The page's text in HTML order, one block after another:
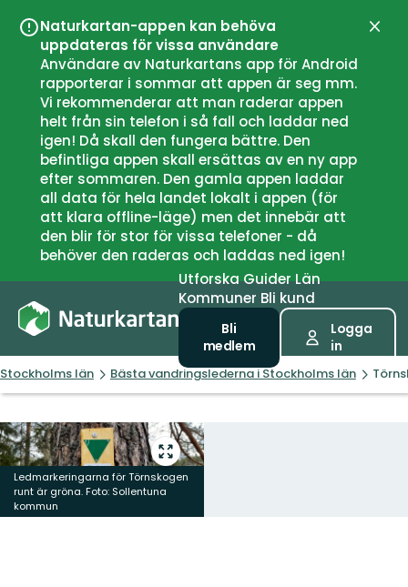
Naturkartan-appen kan behöva
uppdateras för vissa användare
Användare av Naturkartans app för Android
rapporterar i sommar att appen är seg mm.
Vi rekommenderar att man raderar appen
helt från sin telefon i så fall och laddar ned
igen! Då skall den fungera bättre. Den
befintliga appen skall ersättas av en ny app
efter sommaren. Den gamla appen laddar
all data för hela landet lokalt i appen (för
att klara offline-läge) men det innebär att
den blir för stor för vissa telefoner - då
behöver den raderas och laddas ned igen!
UtforskaGuiderLän
Kommuner Bli kund
Bli
medlem
Logga
in
Stockholms län Bästa vandringslederna i Stockholms län
Gå
till
helskärmsläge
Ledmarkeringarna för Törnskogen
runt är gröna. Foto: Sollentuna
kommun